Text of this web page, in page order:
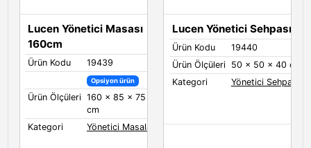
Lucen Yönetici Masası
160cm
Ürün Kodu 19439
Opsiyon ürün
Ürün Ölçüleri 160 x 85 x 75
cm
Kategori
Yönetici Masaları
Lucen Yönetici Sehpası
Ürün Kodu
19440
Ürün Ölçüleri
50 x 50 x 40 cm
Kategori
Yönetici Sehpaları